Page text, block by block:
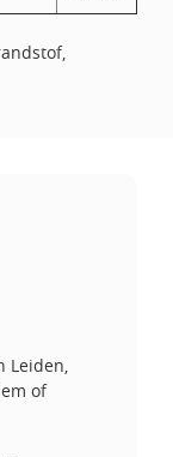
Leiden,
of